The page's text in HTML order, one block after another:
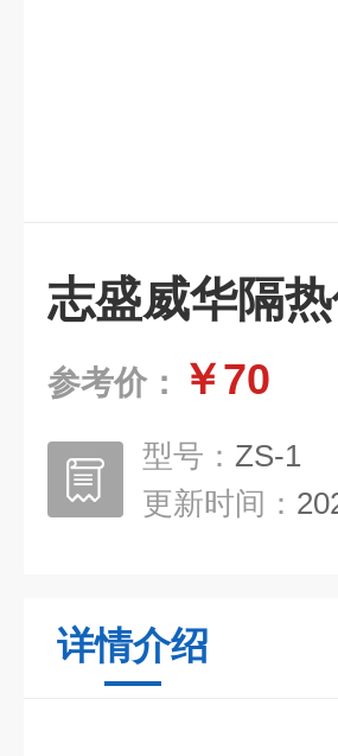
志盛威华隔
参考价： ￥70
型号： ZS-1
更新时间：
详情介绍